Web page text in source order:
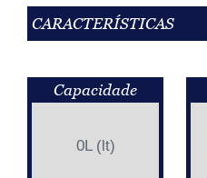
CARACTERÍSTICAS
Capacidade
0L (lt)